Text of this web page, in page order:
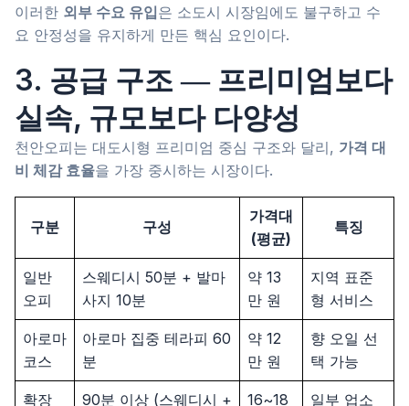
이러한 외부 수요 유입은 소도시 시장임에도 불구하고 수
요 안정성을 유지하게 만든 핵심 요인이다.
3. 공급 구조 ― 프리미엄보다
실속, 규모보다 다양성
천안오피는 대도시형 프리미엄 중심 구조와 달리, 가격 대
비 체감 효율을 가장 중시하는 시장이다.
구분 구성
가격대
(평균)
특징
일반
오피
스웨디시 50분 + 발마
사지 10분
약 13
만 원
지역 표준
형 서비스
아로마
코스
아로마 집중 테라피 60
분
약 12
만 원
향 오일 선
택 가능
확장
90분 이상 (스웨디시 +
16~18
일부 업소